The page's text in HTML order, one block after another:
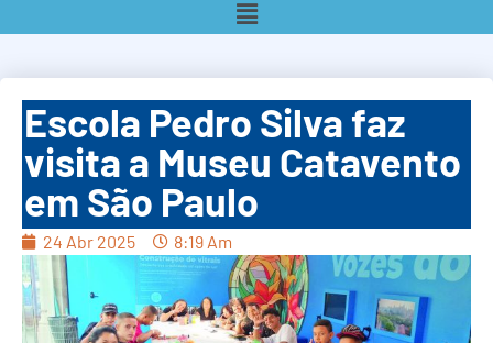
Escola Pedro Silva faz
visita a Museu Catavento
em São Paulo
24 Abr 2025 8:19 Am